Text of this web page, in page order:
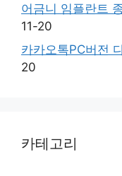
어금니 임플란트
11-20
카카오톡PC버전
20
카테고리